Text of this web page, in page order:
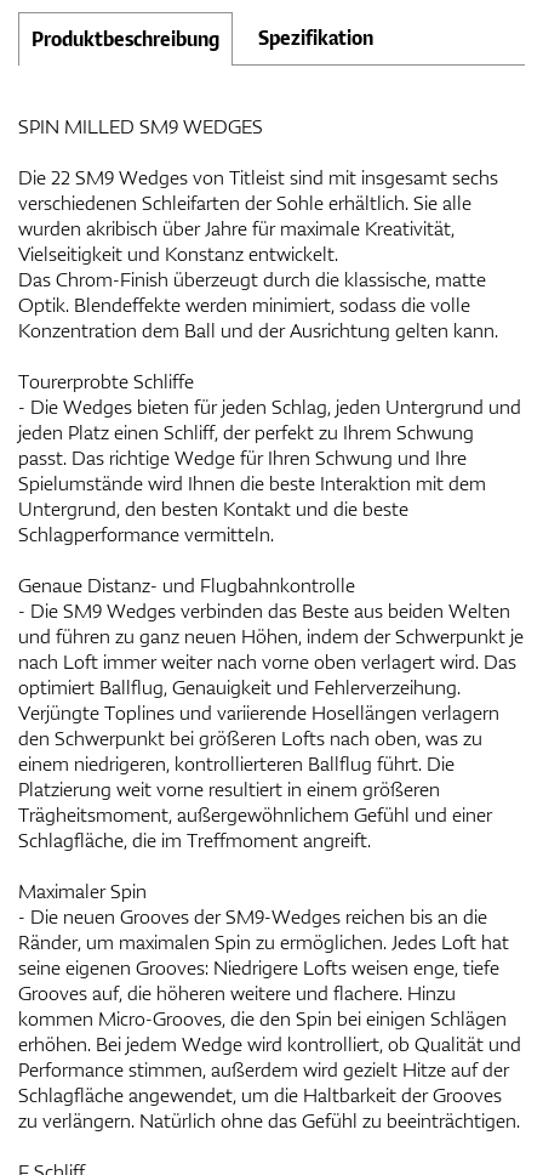
Produktbeschreibung Spezifikation
SPIN MILLED SM9 WEDGES
Die 22 SM9 Wedges von Titleist sind mit insgesamt sechs
verschiedenen Schleifarten der Sohle erhältlich. Sie alle
wurden akribisch über Jahre für maximale Kreativität,
Vielseitigkeit und Konstanz entwickelt.
Das Chrom-Finish überzeugt durch die klassische, matte
Optik. Blendeffekte werden minimiert, sodass die volle
Konzentration dem Ball und der Ausrichtung gelten kann.
Tourerprobte Schliffe
- Die Wedges bieten für jeden Schlag, jeden Untergrund und
jeden Platz einen Schliff, der perfekt zu Ihrem Schwung
passt. Das richtige Wedge für Ihren Schwung und Ihre
Spielumstände wird Ihnen die beste Interaktion mit dem
Untergrund, den besten Kontakt und die beste
Schlagperformance vermitteln.
Genaue Distanz- und Flugbahnkontrolle
- Die SM9 Wedges verbinden das Beste aus beiden Welten
und führen zu ganz neuen Höhen, indem der Schwerpunkt je
nach Loft immer weiter nach vorne oben verlagert wird. Das
optimiert Ballflug, Genauigkeit und Fehlerverzeihung.
Verjüngte Toplines und variierende Hosellängen verlagern
den Schwerpunkt bei größeren Lofts nach oben, was zu
einem niedrigeren, kontrollierteren Ballflug führt. Die
Platzierung weit vorne resultiert in einem größeren
Trägheitsmoment, außergewöhnlichem Gefühl und einer
Schlagfläche, die im Treffmoment angreift.
Maximaler Spin
- Die neuen Grooves der SM9-Wedges reichen bis an die
Ränder, um maximalen Spin zu ermöglichen. Jedes Loft hat
seine eigenen Grooves: Niedrigere Lofts weisen enge, tiefe
Grooves auf, die höheren weitere und flachere. Hinzu
kommen Micro-Grooves, die den Spin bei einigen Schlägen
erhöhen. Bei jedem Wedge wird kontrolliert, ob Qualität und
Performance stimmen, außerdem wird gezielt Hitze auf der
Schlagfläche angewendet, um die Haltbarkeit der Grooves
zu verlängern. Natürlich ohne das Gefühl zu beeinträchtigen.